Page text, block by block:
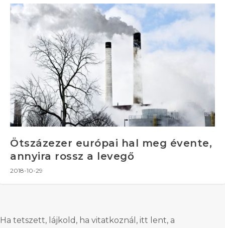
Ötszázezer európai hal meg évente,
annyira rossz a levegő
2018-10-29
Ha tetszett, lájkold, ha vitatkoznál, itt lent, a